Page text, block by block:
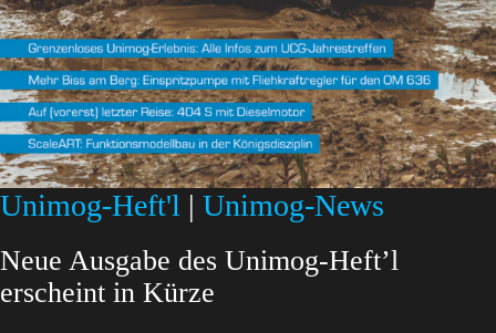
Unimog-Heft'l | Unimog-News
Neue Ausgabe des Unimog-Heft’l
erscheint in Kürze